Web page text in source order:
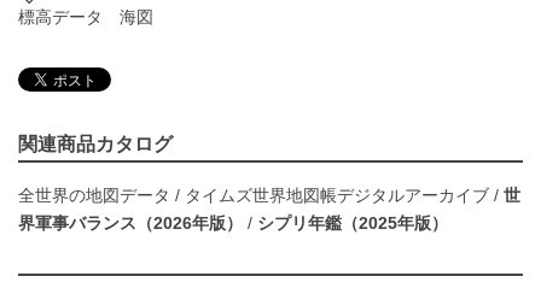
標高データ
海図
関連商品カタログ
全世界の地図データ / タイムズ世界地図帳デジタルアーカイブ / 世
界軍事バランス（2026年版）
/ シプリ年鑑（2025年版）